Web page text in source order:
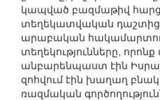
կապված բազմաթիվ
տեղեկատվական դաշտից
արաբական
տեղեկությունները,
անբարենպաստ էին
զոհվում էին խաղաղ
ռազմական